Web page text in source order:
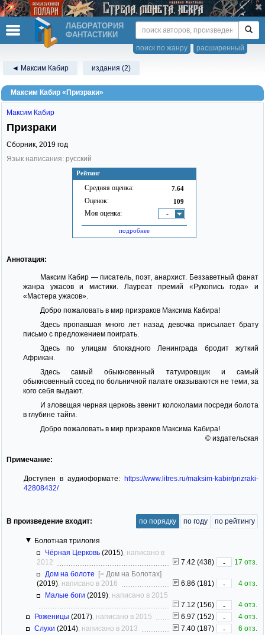
ЛАБОРАТОРИЯ
ФАНТАСТИКИ
расширенный
поиск по жанру
◄ Максим Кабир издания (2)
Максим Кабир «Призраки»
Рейтинг
Средняя оценка: 7.64
Оценок: 109
Моя оценка: -
подробнее
Максим Кабир
Призраки
Сборник, 2019 год
Язык написания: русский
Аннотация:
Максим Кабир — писатель, поэт, анархист. Беззаветный фанат
жанра ужасов и мистики. Лауреат премий «Рукопись года» и
«Мастера ужасов».
Добро пожаловать в мир призраков Максима Кабира!
Здесь пропавшая много лет назад девочка присылает брату
письмо с предложением поиграть.
Здесь по улицам блокадного Ленинграда бродит жуткий
Африкан.
Здесь самый обыкновенный татуировщик и самый
обыкновенный сосед по больничной палате оказываются не теми, за
кого себя выдают.
И зловещая черная церковь звенит колоколами посреди болота
в глубине тайги.
Добро пожаловать в мир призраков Максима Кабира!
© издательская
Примечание:
Доступен в аудиоформате: https://www.litres.ru/maksim-kabir/prizraki-
42808432/
В произведение входит: по порядку по году по рейтингу
Болотная трилогия
Чёрная Церковь (2015) , написано в
2012
7.42 (438) -
17 отз.
Дом на болоте [= Дом на Болотах]
(2019) , написано в 2016 6.86 (181) -
4 отз.
Малые боги (2019) , написано в 2015
7.12 (156)
-
4 отз.
Роженицы (2017) , написано в 2015 6.97 (152) -
4 отз.
Слухи (2014) , написано в 2013 7.40 (187) -
6 отз.